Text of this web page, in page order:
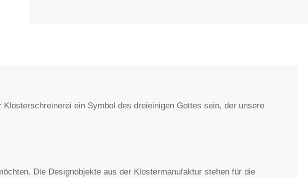
ein Symbol des dreieinigen Gottes sein, der unsere
Die Designobjekte aus der Klostermanufaktur stehen für die